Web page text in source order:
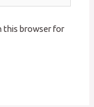
this browser for